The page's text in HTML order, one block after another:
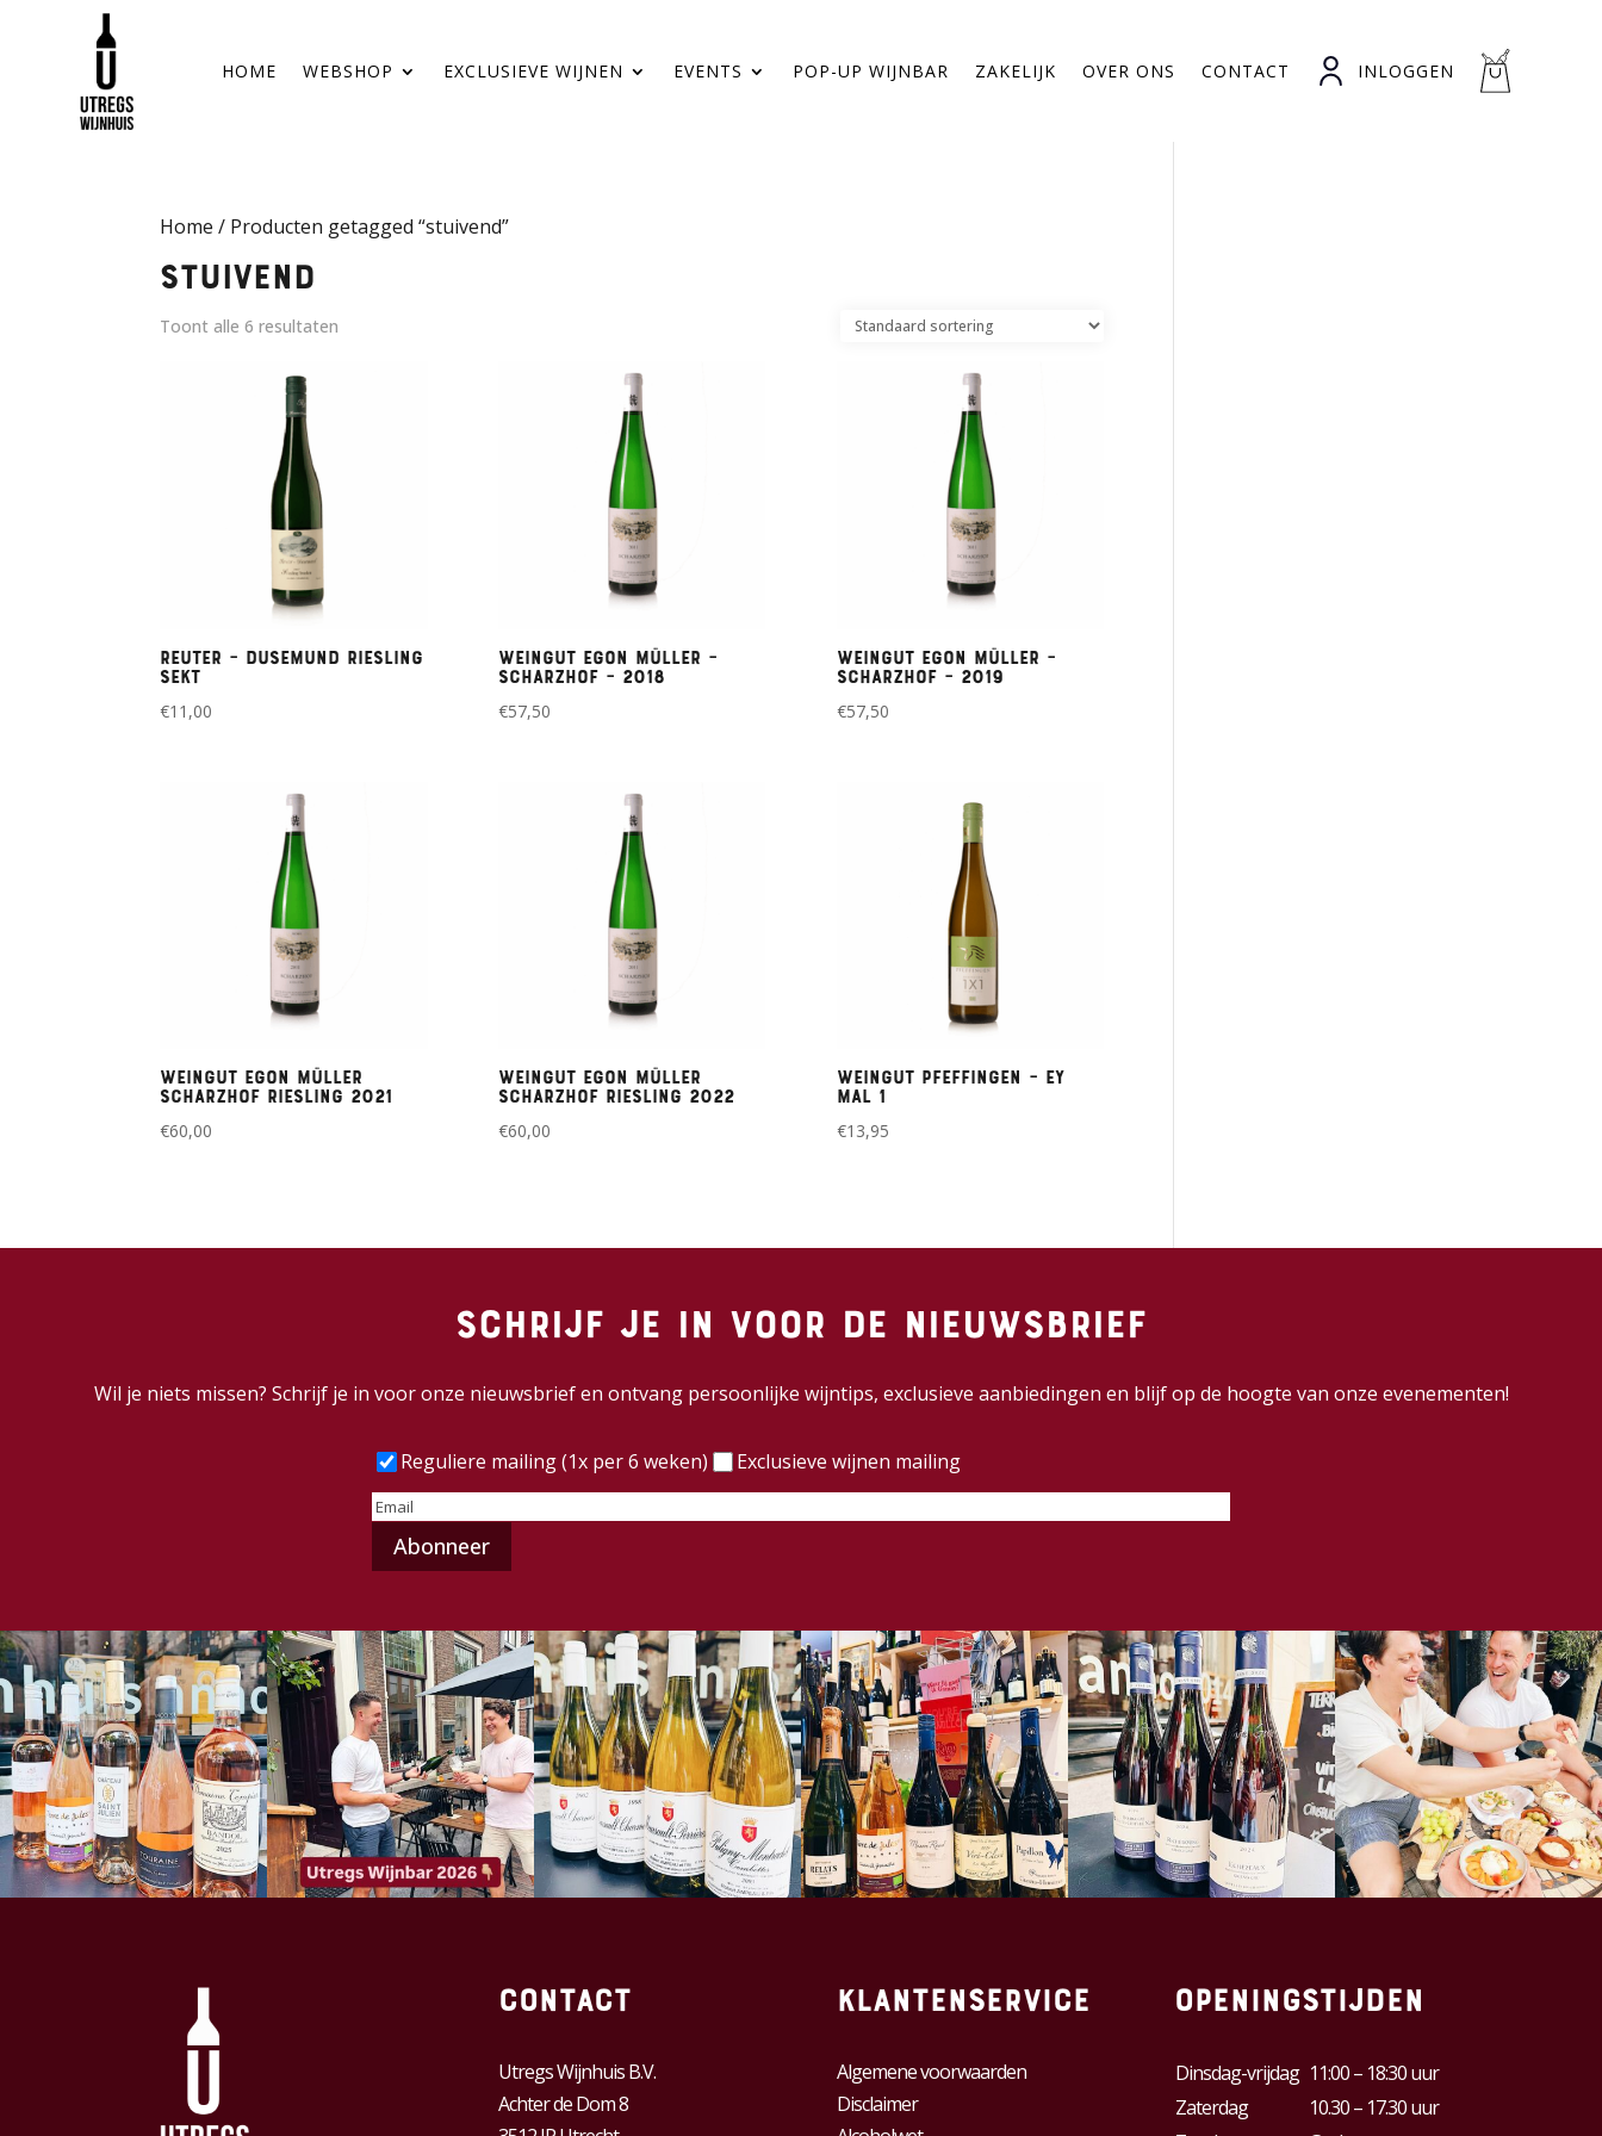
HOME WEBSHOP EXCLUSIEVE WIJNEN EVENTS POP-UP WIJNBAR ZAKELIJK OVER ONS CONTACT INLOGGEN
Home / Producten getagged “stuivend”
stuivend
Toont alle 6 resultaten
Reuter – Dusemund Riesling
Sekt
€11,00
Weingut Egon Müller –
Scharzhof – 2018
€57,50
Weingut Egon Müller –
Scharzhof – 2019
€57,50
Weingut Egon Müller
Scharzhof riesling 2021
€60,00
Weingut Egon Müller
Scharzhof riesling 2022
€60,00
Weingut Pfeffingen – Ey
mal 1
€13,95
Schrijf je in voor de nieuwsbrief
Wil je niets missen? Schrijf je in voor onze nieuwsbrief en ontvang persoonlijke wijntips, exclusieve aanbiedingen en blijf op de hoogte van onze evenementen!
Frequentie(Vereist)
Reguliere mailing (1x per 6 weken)
Exclusieve wijnen mailing
E-
mailadres(Vereist)
Contact
Utregs Wijnhuis B.V.
Achter de Dom 8
Klantenservice
Algemene voorwaarden
Disclaimer
Openingstijden
Dinsdag-vrijdag 11:00 – 18:30 uur
Zaterdag
10.30 – 17.30 uur